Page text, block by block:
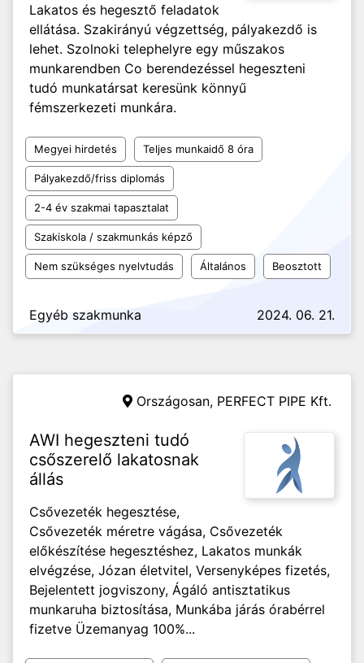
Lakatos és hegesztő feladatok
ellátása. Szakirányú végzettség, pályakezdő is
lehet. Szolnoki telephelyre egy műszakos
munkarendben Co berendezéssel hegeszteni
tudó munkatársat keresünk könnyű
fémszerkezeti munkára.
Megyei hirdetés Teljes munkaidő 8 óra
Pályakezdő/friss diplomás
2-4 év szakmai tapasztalat
Szakiskola / szakmunkás képző
Nem szükséges nyelvtudás Általános Beosztott
Egyéb szakmunka 2024. 06. 21.
Országosan, PERFECT PIPE Kft.
AWI hegeszteni tudó
csőszerelő lakatosnak
állás
Csővezeték hegesztése,
Csővezeték méretre vágása, Csővezeték
előkészítése hegesztéshez, Lakatos munkák
elvégzése, Józan életvitel, Versenyképes fizetés,
Bejelentett jogviszony, Ágáló antisztatikus
munkaruha biztosítása, Munkába járás órabérrel
fizetve Üzemanyag 100%...